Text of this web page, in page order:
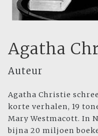
Agatha
Auteur
Agatha Christie
korte verhalen, 19
Mary Westmacott. In
bijna 20 miljoen